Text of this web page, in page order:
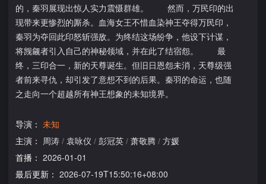
的，秦羽展现出惊人实力震慑群雄。 然而，万民印的出
现带来更惨烈的厮杀。血海女王不惜血染神王夺得万民印，
秦羽为夺回此印怒斩强敌。为终结这场纷争，他设下计谋，
将觊觎者引入自己的神秘领域，并在此了结宿怨。 最
终，三印合一，新的天尊诞生。但旧日恩怨未消，天尊级强
者前来寻仇，却引发了意想不到的后果。秦羽的命运，也随
之走向一个超越所有神王想象的未知境界。
导演： 未知
主演： 周涛 / 袁咏仪 / 彭冠英 / 萧敬腾 / 方媛
首播： 2026-01-01
最后更新： 2026-07-19T15:50:16+08:00